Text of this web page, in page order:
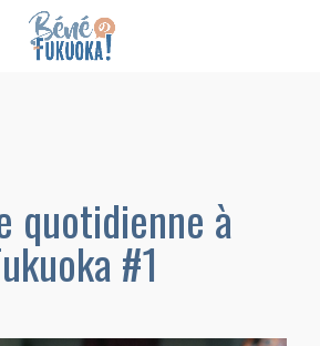
quotidienne à
#1